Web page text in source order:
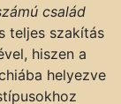
család
teljes szakítás
hiszen a
helyezve